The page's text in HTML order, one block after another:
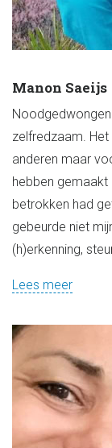
Manon Saeijs
zelfredzaam.
anderen maar
hebben
betrokken had
gebeurde niet
(h)erkenning,
Lees meer